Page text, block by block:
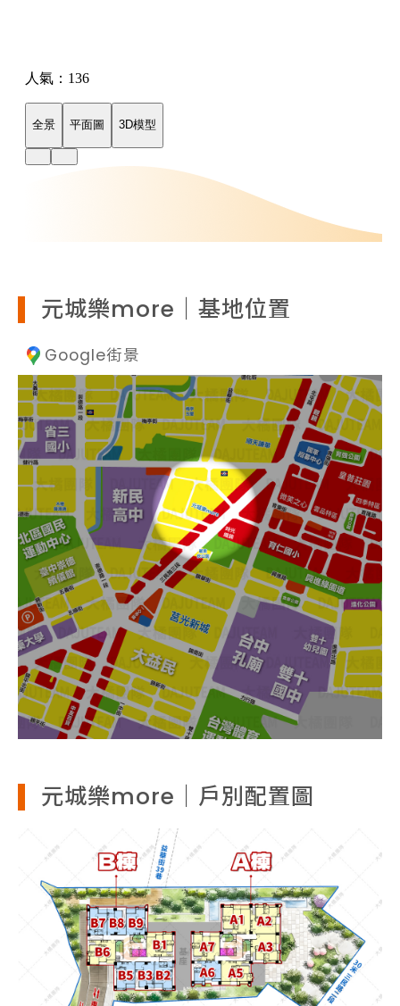
元城樂more｜基地位置
Google街景
元城樂more｜戶別配置圖